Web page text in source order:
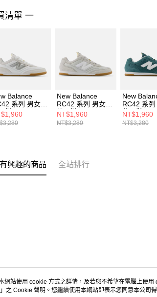
清單 一
Balance
系列 男女
鞋
D
New Balance
RC42 系列 男女
休閒鞋 URC42DD-
D
NT$1,960
NT$3,280
New
RC42 系
休閒鞋
D
NT$1,960
NT$3,280
興趣的商品 全站排行
關於我們
網站使用 cookie 方式之詳情，及若您不希望在電腦上使
」之 Cookie 聲明。您繼續使用本網站即表示您同意本公司